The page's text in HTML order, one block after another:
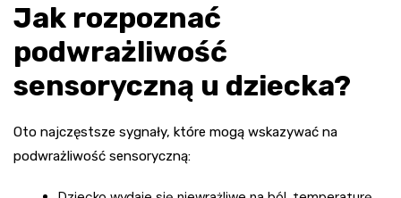
Jak rozpoznać
podwrażliwość
sensoryczną u dziecka?
Oto najczęstsze sygnały, które mogą wskazywać na
podwrażliwość sensoryczną: